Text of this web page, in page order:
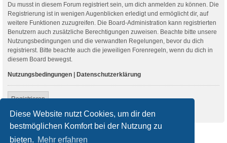
Diese Website nutzt Cookies, um dir den
bestmöglichen Komfort bei der Nutzung zu
bieten. Mehr erfahren
Du musst in diesem Forum registriert sein, um dich anmelden zu können. Die
Registrierung ist in wenigen Augenblicken erledigt und ermöglicht dir, auf
weitere Funktionen zuzugreifen. Die Board-Administration kann registrierten
Benutzern auch zusätzliche Berechtigungen zuweisen. Beachte bitte unsere
Nutzungsbedingungen und die verwandten Regelungen, bevor du dich
registrierst. Bitte beachte auch die jeweiligen Forenregeln, wenn du dich in
diesem Board bewegst.
Nutzungsbedingungen | Datenschutzerklärung
Registrieren
Startseite Foren-Übersicht